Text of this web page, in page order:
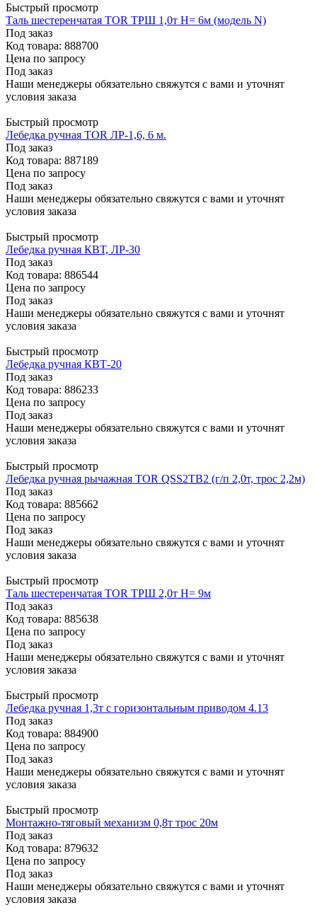
Быстрый просмотр
Таль шестеренчатая TOR ТРШ 1,0т Н= 6м (модель N)
Под заказ
Код товара: 888700
Цена по запросу
Под заказ
Наши менеджеры обязательно свяжутся с вами и уточнят
условия заказа
Быстрый просмотр
Лебедка ручная TOR ЛР-1,6, 6 м.
Под заказ
Код товара: 887189
Цена по запросу
Под заказ
Наши менеджеры обязательно свяжутся с вами и уточнят
условия заказа
Быстрый просмотр
Лебедка ручная КВТ, ЛР-30
Под заказ
Код товара: 886544
Цена по запросу
Под заказ
Наши менеджеры обязательно свяжутся с вами и уточнят
условия заказа
Быстрый просмотр
Лебедка ручная КВТ-20
Под заказ
Код товара: 886233
Цена по запросу
Под заказ
Наши менеджеры обязательно свяжутся с вами и уточнят
условия заказа
Быстрый просмотр
Лебедка ручная рычажная TOR QSS2TB2 (г/п 2,0т, трос 2,2м)
Под заказ
Код товара: 885662
Цена по запросу
Под заказ
Наши менеджеры обязательно свяжутся с вами и уточнят
условия заказа
Быстрый просмотр
Таль шестеренчатая TOR ТРШ 2,0т Н= 9м
Под заказ
Код товара: 885638
Цена по запросу
Под заказ
Наши менеджеры обязательно свяжутся с вами и уточнят
условия заказа
Быстрый просмотр
Лебедка ручная 1,3т с горизонтальным приводом 4.13
Под заказ
Код товара: 884900
Цена по запросу
Под заказ
Наши менеджеры обязательно свяжутся с вами и уточнят
условия заказа
Быстрый просмотр
Монтажно-тяговый механизм 0,8т трос 20м
Под заказ
Код товара: 879632
Цена по запросу
Под заказ
Наши менеджеры обязательно свяжутся с вами и уточнят
условия заказа